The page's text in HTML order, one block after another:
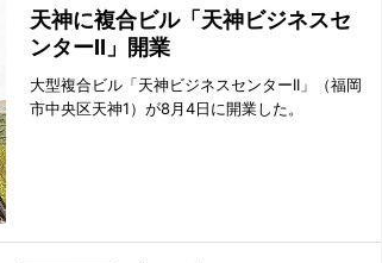
天神に複合ビル「天神ビジネスセ
ンターII」開業
大型複合ビル「天神ビジネスセンターII」（福岡
市中央区天神1）が8月4日に開業した。